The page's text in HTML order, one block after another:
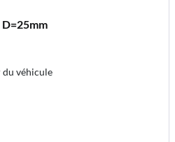
véhicule